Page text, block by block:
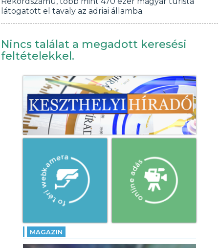
látogatott el tavaly az adriai államba.
Nincs találat a megadott keresési
feltételekkel.
MAGAZIN